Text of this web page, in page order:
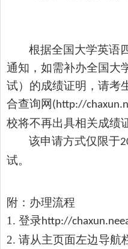
根据全国大学英语
通知，如需补办全国大
试）的成绩证明，请考
合查询网 (http://
校将不再出具相关成绩
该申请方式仅限于
试。
附：办理流程
1. 登录http://
2. 请从主页面左边导航